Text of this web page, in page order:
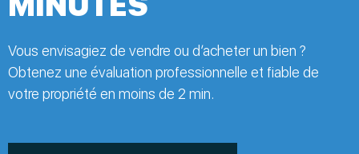
Vous envisagiez de vendre ou d’acheter un bien ?
Obtenez une évaluation professionnelle et fiable de
votre propriété en moins de 2 min.